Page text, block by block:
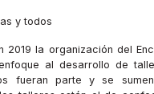
y todos
2019 la organización del
al desarrollo de
fueran parte y se